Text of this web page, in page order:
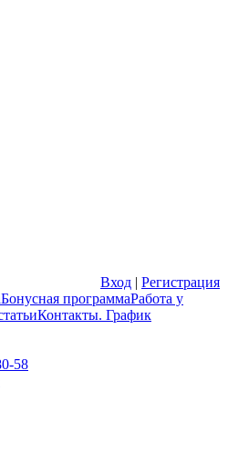
Вход | Регистрация
Бонусная программаРабота у
Контакты. График
58